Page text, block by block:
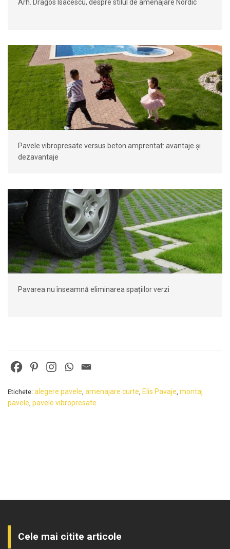
Arh. Dragos Isacescu, despre stilul de amenajare Nordic
Pavele vibropresate versus beton amprentat: avantaje și
dezavantaje
Pavarea nu înseamnă eliminarea spațiilor verzi
Etichete: alegere pavele, amenajare curte, Elis Pavaje, montaj
pavele, pavele vibropresate
Cele mai citite articole